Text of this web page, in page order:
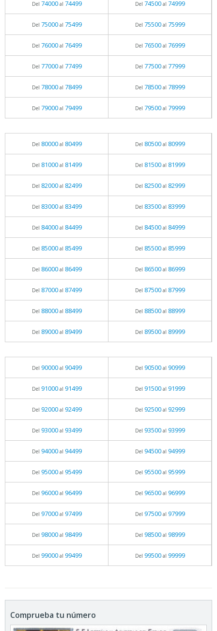
Del 74000al 74499 Del 74500al 74999
Del 75000al 75499 Del 75500al 75999
Del 76000al 76499 Del 76500al 76999
Del 77000al 77499 Del 77500al 77999
Del 78000al 78499 Del 78500al 78999
Del 79000al 79499 Del 79500al 79999
Del 80000al 80499 Del 80500al 80999
Del 81000al 81499 Del 81500al 81999
Del 82000al 82499 Del 82500al 82999
Del 83000al 83499 Del 83500al 83999
Del 84000al 84499 Del 84500al 84999
Del 85000al 85499 Del 85500al 85999
Del 86000al 86499 Del 86500al 86999
Del 87000al 87499 Del 87500al 87999
Del 88000al 88499 Del 88500al 88999
Del 89000al 89499 Del 89500al 89999
Del 90000al 90499 Del 90500al 90999
Del 91000al 91499 Del 91500al 91999
Del 92000al 92499 Del 92500al 92999
Del 93000al 93499 Del 93500al 93999
Del 94000al 94499 Del 94500al 94999
Del 95000al 95499 Del 95500al 95999
Del 96000al 96499 Del 96500al 96999
Del 97000al 97499 Del 97500al 97999
Del 98000al 98499 Del 98500al 98999
Del 99000al 99499 Del 99500al 99999
Comprueba tu número